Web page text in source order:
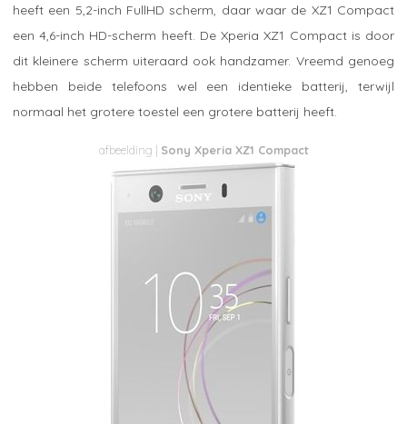
heeft een 5,2-inch FullHD scherm, daar waar de XZ1 Compact
een 4,6-inch HD-scherm heeft. De Xperia XZ1 Compact is door
dit kleinere scherm uiteraard ook handzamer. Vreemd genoeg
hebben beide telefoons wel een identieke batterij, terwijl
normaal het grotere toestel een grotere batterij heeft.
Sony Xperia XZ1 Compact